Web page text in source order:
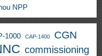
NPP
1000 CAP-1400 CGN
commissioning